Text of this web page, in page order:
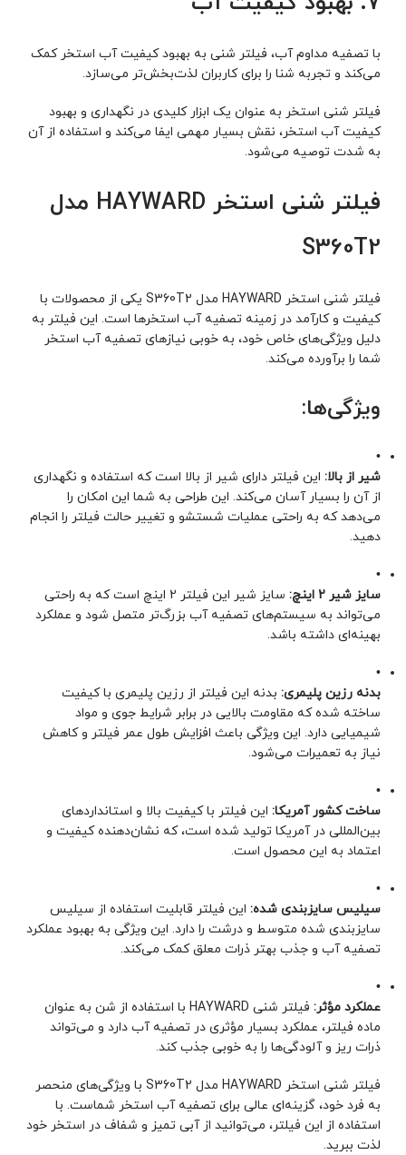
با تصفیه مداوم آب، فیلتر شنی به بهبود کیفیت آب استخر کمک
می‌کند و تجربه شنا را برای کاربران لذت‌بخش‌تر می‌سازد.
فیلتر شنی استخر به عنوان یک ابزار کلیدی در نگهداری و بهبود
کیفیت آب استخر، نقش بسیار مهمی ایفا می‌کند و استفاده از آن
به شدت توصیه می‌شود.
فیلتر شنی استخر HAYWARD مدل
S360T2
فیلتر شنی استخر HAYWARD مدل S360T2 یکی از محصولات با
کیفیت و کارآمد در زمینه تصفیه آب استخرها است. این فیلتر به
دلیل ویژگی‌های خاص خود، به خوبی نیازهای تصفیه آب استخر
شما را برآورده می‌کند.
ویژگی‌ها:
•
شیر از بالا:این فیلتر دارای شیر از بالا است که استفاده و نگهداری
از آن را بسیار آسان می‌کند. این طراحی به شما این امکان را
می‌دهد که به راحتی عملیات شستشو و تغییر حالت فیلتر را انجام
دهید.
•
سایز شیر 2 اینچ:
سایز شیر این فیلتر 2 اینچ است که به راحتی
می‌تواند به سیستم‌های تصفیه آب بزرگ‌تر متصل شود و عملکرد
بهینه‌ای داشته باشد.
•
بدنه رزین پلیمری:بدنه این فیلتر از رزین پلیمری با کیفیت
ساخته شده که مقاومت بالایی در برابر شرایط جوی و مواد
شیمیایی دارد. این ویژگی باعث افزایش طول عمر فیلتر و کاهش
نیاز به تعمیرات می‌شود.
•
ساخت کشور آمریکا:این فیلتر با کیفیت بالا و استانداردهای
بین‌المللی در آمریکا تولید شده است، که نشان‌دهنده کیفیت و
اعتماد به این محصول است.
•
سیلیس سایزبندی شده:این فیلتر قابلیت استفاده از سیلیس
سایزبندی شده متوسط و درشت را دارد. این ویژگی به بهبود عملکرد
تصفیه آب و جذب بهتر ذرات معلق کمک می‌کند.
•
عملکرد مؤثر:
فیلتر شنی HAYWARD با استفاده از شن به عنوان
ماده فیلتر، عملکرد بسیار مؤثری در تصفیه آب دارد و می‌تواند
ذرات ریز و آلودگی‌ها را به خوبی جذب کند.
فیلتر شنی استخر HAYWARD مدل S360T2 با ویژگی‌های منحصر
به فرد خود، گزینه‌ای عالی برای تصفیه آب استخر شماست. با
استفاده از این فیلتر، می‌توانید از آبی تمیز و شفاف در استخر خود
لذت ببرید.